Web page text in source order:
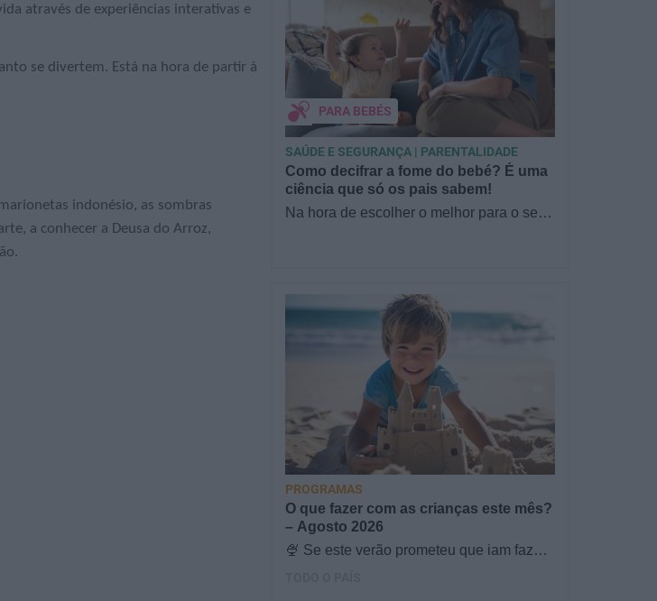
através de experiências interativas e
se divertem. Está na hora de partir à
indonésio, as sombras
a conhecer a Deusa do Arroz,
Como decifrar a fome do bebé? É uma
ciência que só os pais sabem!
Na hora de escolher o melhor para o seu
PARA BEBÉS
SAÚDE E SEGURANÇA | PARENTALIDADE
O que fazer com as crianças este mês?
– Agosto 2026
🍨 Se este verão prometeu que iam fazer
PROGRAMAS